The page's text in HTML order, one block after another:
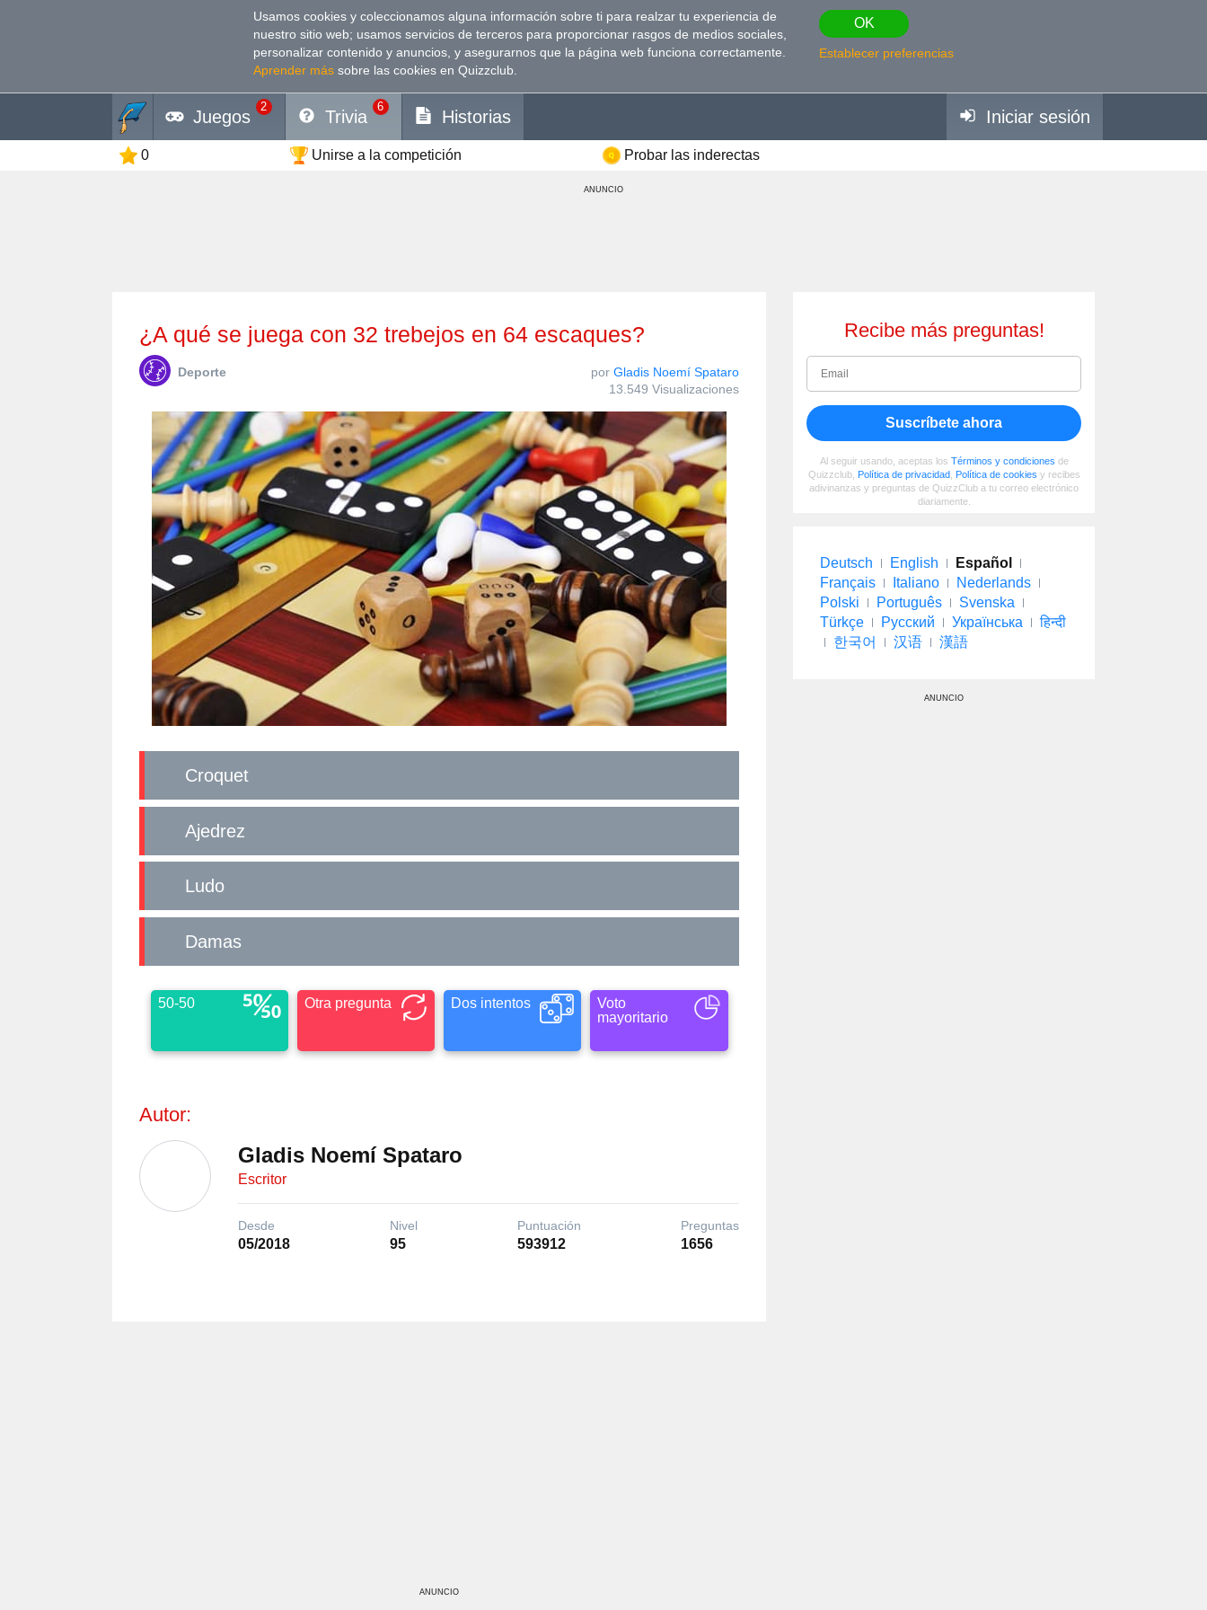
Usamos cookies y coleccionamos alguna información sobre ti para realzar tu experiencia de
nuestro sitio web; usamos servicios de terceros para proporcionar rasgos de medios sociales,
personalizar contenido y anuncios, y asegurarnos que la página web funciona correctamente.
Aprender más sobre las cookies en Quizzclub.
OK
Establecer preferencias
Juegos
2
Trivia
6
Historias Iniciar sesión
0 Unirse a la competición Probar las inderectas
ANUNCIO
¿A qué se juega con 32 trebejos en 64 escaques?
Deporte por Gladis Noemí Spataro
13.549 Visualizaciones
Croquet
Ajedrez
Ludo
Damas
50-50 Otra pregunta Dos intentos
Voto
mayoritario
Autor:
Gladis Noemí Spataro
Escritor
Desde
05/2018
Nivel
95
Puntuación
593912
Preguntas
1656
ANUNCIO
Recibe más preguntas!
Suscríbete ahora
Al seguir usando, aceptas los Términos y condiciones de
Quizzclub, Política de privacidad, Política de cookies y recibes
adivinanzas y preguntas de QuizzClub a tu correo electrónico
diariamente.
Deutsch English
Español
Français
Italiano
Nederlands
Polski
Português
Svenska
Türkçe
Русский Українська
हिन्दी
한국어
汉语 漢語
ANUNCIO